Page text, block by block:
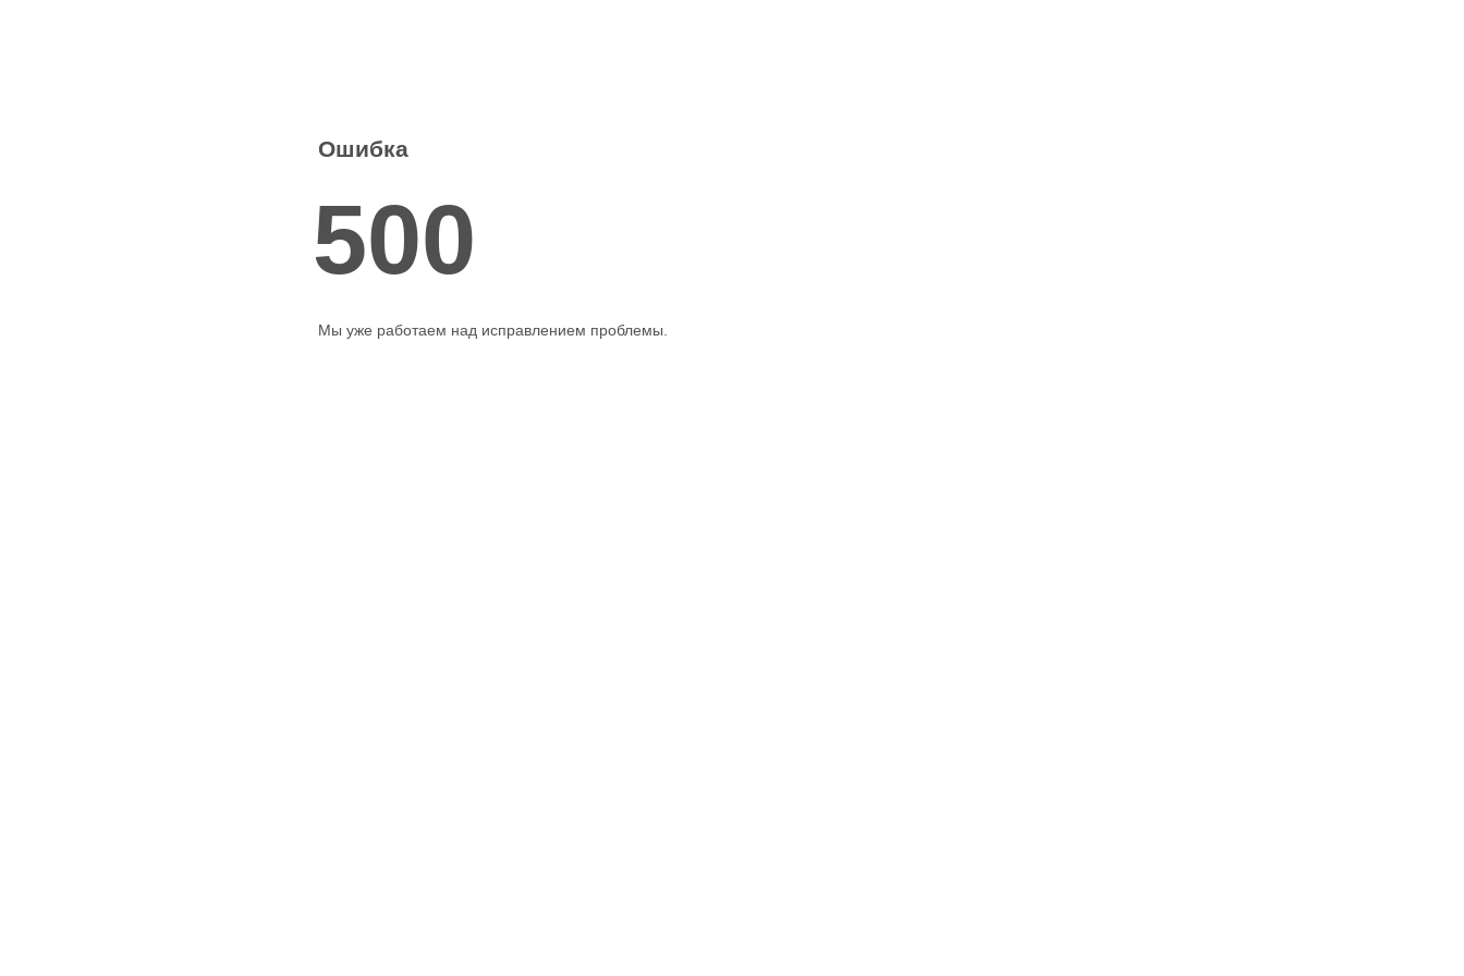
Ошибка
500
Мы уже работаем над исправлением проблемы.